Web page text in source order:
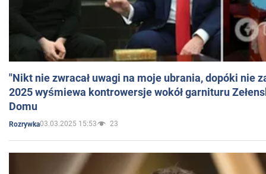
"Nikt nie zwracał uwagi na moje ubrania, dopóki nie
2025 wyśmiewa kontrowersje wokół garnituru
Domu
Rozrywka03.03.2025 15:53 23